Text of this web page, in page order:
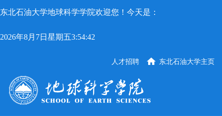
东北石油大学地球科学学院欢迎您！今天是：
2026年8月7日星期五3:54:43
东北石油大学主页
人才招聘